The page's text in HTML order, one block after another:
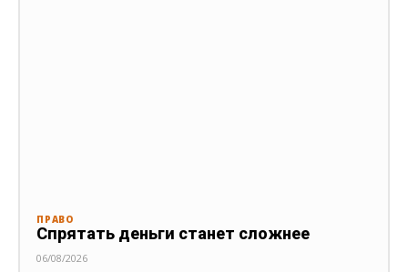
ПРАВО
Спрятать деньги станет сложнее
06/08/2026